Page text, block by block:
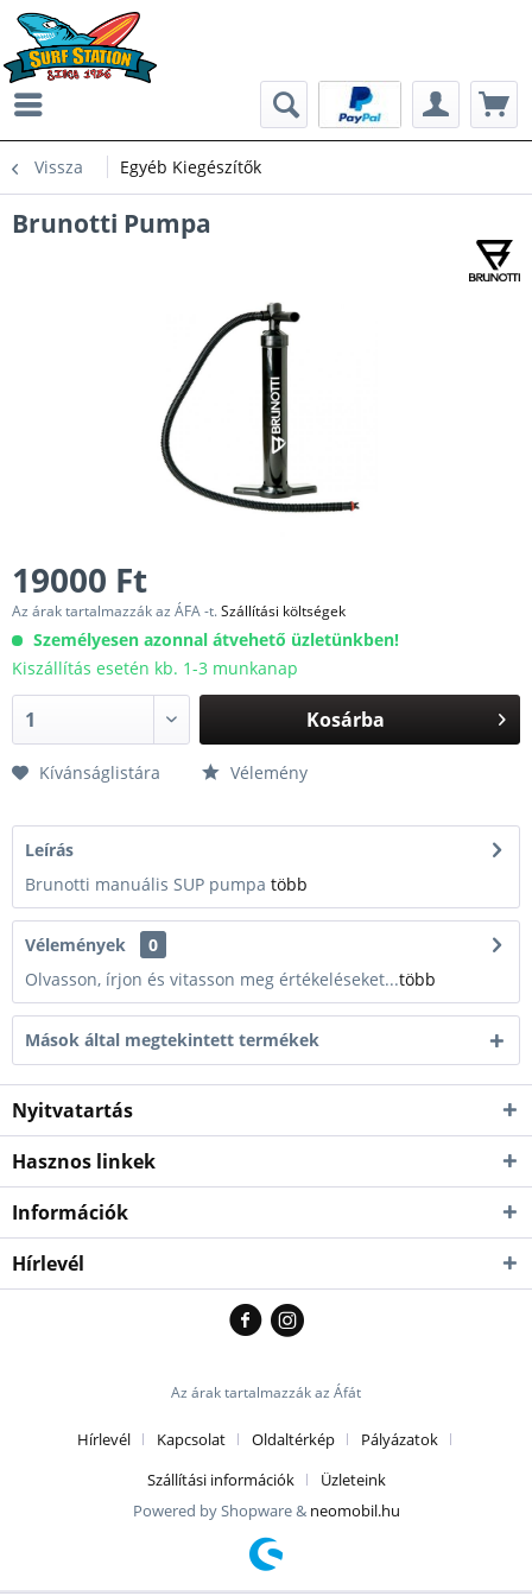
Vissza Egyéb Kiegészítők
Brunotti Pumpa
19000 Ft
Az árak tartalmazzák az ÁFA -t.Szállítási költségek
Személyesen azonnal átvehető üzletünkben!
Kiszállítás esetén kb. 1-3 munkanap
Kosárba
Kívánságlistára Vélemény
Leírás
Brunotti manuális SUP pumpa több
Vélemények
0
Olvasson, írjon és vitasson meg értékeléseket...több
Mások által megtekintett termékek
Nyitvatartás
Hasznos linkek
Információk
Hírlevél
Az árak tartalmazzák az Áfát
Hírlevél Kapcsolat Oldaltérkép
Pályázatok
Szállítási információk
Üzleteink
Powered by Shopware & neomobil.hu